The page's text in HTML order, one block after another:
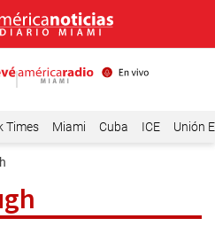
Times Miami Cuba ICE Unión